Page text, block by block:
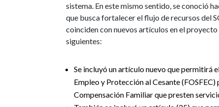
sistema. En este mismo sentido, se conoció
que busca fortalecer el flujo de recursos del
coinciden con nuevos artículos en el
siguientes:
Se incluyó un artículo nuevo que permitirá
Empleo y Protección al Cesante
Compensación Familiar que presten